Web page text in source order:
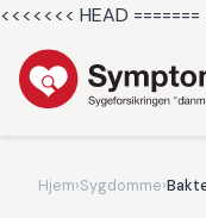
<<<<<<< HEAD =======
Hjem›Sygdomme›